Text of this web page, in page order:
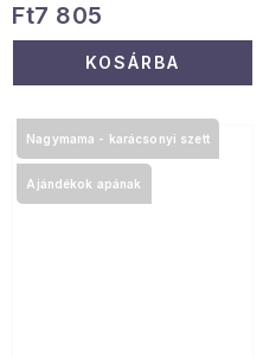
Ft7 805
KOSÁRBA
Nagymama - karácsonyi szett
Ajándékok apának